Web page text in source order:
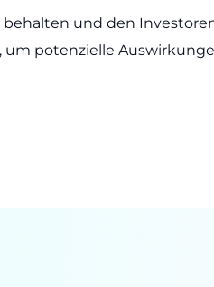
und den
potenzielle